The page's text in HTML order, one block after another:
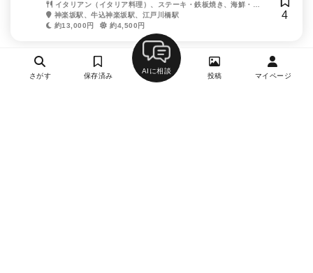
イタリアン（イタリア料理）、ステーキ・鉄板焼き、海鮮・シ
ーフード
神楽坂駅、牛込神楽坂駅、江戸川橋駅
約13,000円
約4,500円
4
さがす 保存済み
AIに相談
投稿 マイページ